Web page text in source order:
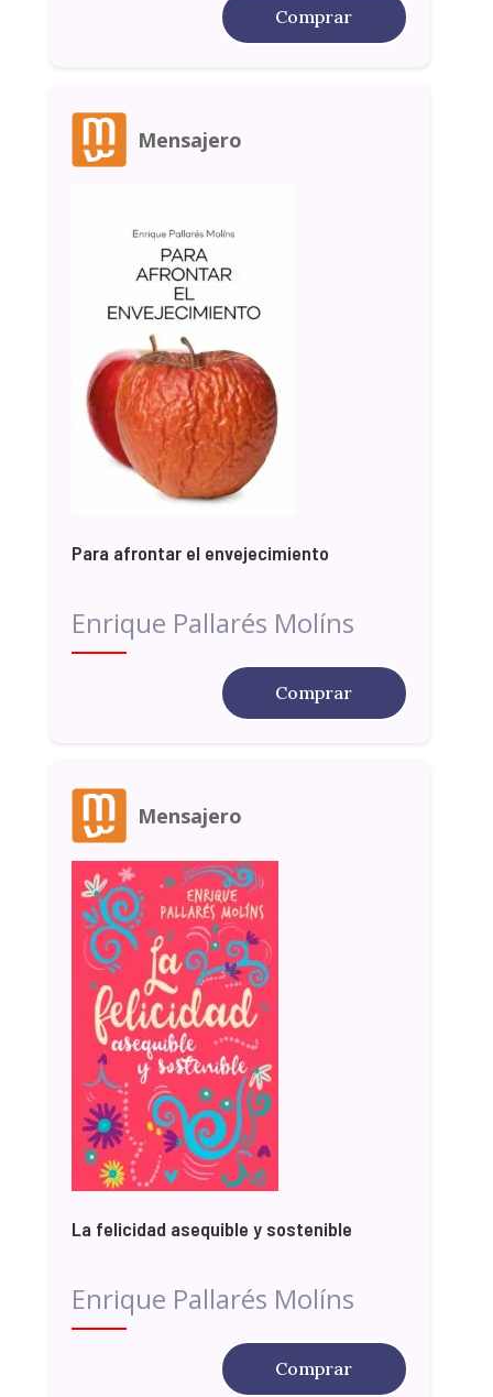
Comprar
Mensajero
Para afrontar el envejecimiento
Enrique Pallarés Molíns
Comprar
Mensajero
La felicidad asequible y sostenible
Enrique Pallarés Molíns
Comprar